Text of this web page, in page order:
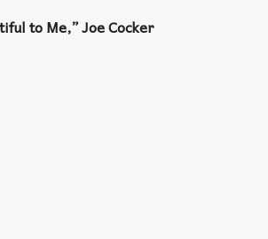
to Me,” Joe Cocker